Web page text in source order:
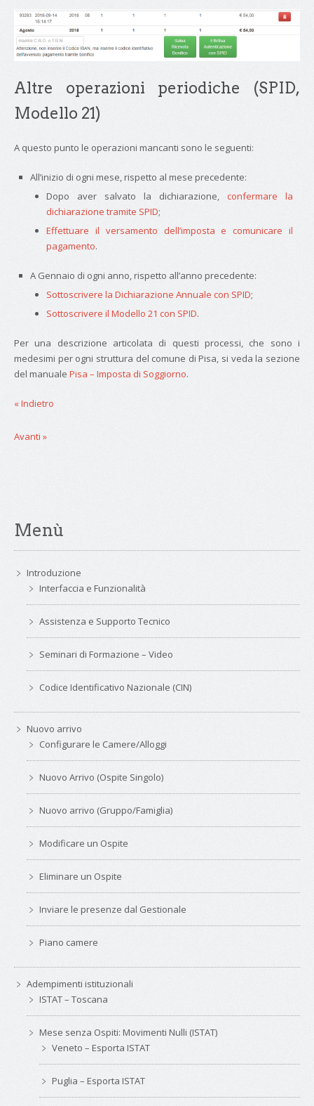
Altre operazioni periodiche (SPID,
Modello 21)
A questo punto le operazioni mancanti sono le seguenti:
All’inizio di ogni mese, rispetto al mese precedente:
Dopo aver salvato la dichiarazione, confermare la
dichiarazione tramite SPID;
Effettuare il versamento dell’imposta e comunicare il
pagamento.
A Gennaio di ogni anno, rispetto all’anno precedente:
Sottoscrivere la Dichiarazione Annuale con SPID;
Sottoscrivere il Modello 21 con SPID.
Per una descrizione articolata di questi processi, che sono i
medesimi per ogni struttura del comune di Pisa, si veda la sezione
del manuale Pisa – Imposta di Soggiorno.
« Indietro
Avanti »
Menù
Introduzione
Interfaccia e Funzionalità
Assistenza e Supporto Tecnico
Seminari di Formazione – Video
Codice Identificativo Nazionale (CIN)
Nuovo arrivo
Configurare le Camere/Alloggi
Nuovo Arrivo (Ospite Singolo)
Nuovo arrivo (Gruppo/Famiglia)
Modificare un Ospite
Eliminare un Ospite
Inviare le presenze dal Gestionale
Piano camere
Adempimenti istituzionali
ISTAT – Toscana
Mese senza Ospiti: Movimenti Nulli (ISTAT)
Veneto – Esporta ISTAT
Puglia – Esporta ISTAT